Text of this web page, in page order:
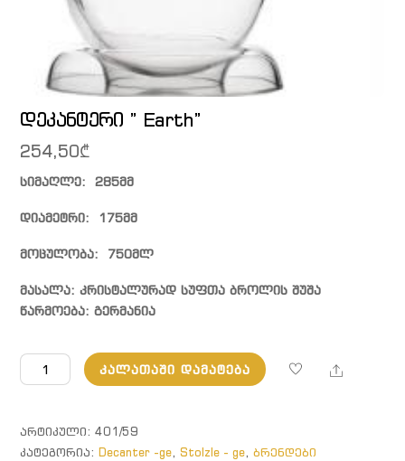
დეკანტერი ” Earth”
254,50₾
სიმაღლე: 285მმ
დიამეტრი: 175მმ
მოცულობა: 750მლ
მასალა: კრისტალურად სუფთა ბროლის შუშა
წარმოება: გერმანია
რაოდენობა:
დეკანტერი
Earth"
ᲙᲐᲚᲐᲗᲐᲨᲘ ᲓᲐᲛᲐᲢᲔᲑᲐ Share
ᲐᲠᲢᲘᲙᲣᲚᲘ:401/59
ᲙᲐᲢᲔᲒᲝᲠᲘᲐ:Decanter -ge,Stolzle - ge,ბრენდები